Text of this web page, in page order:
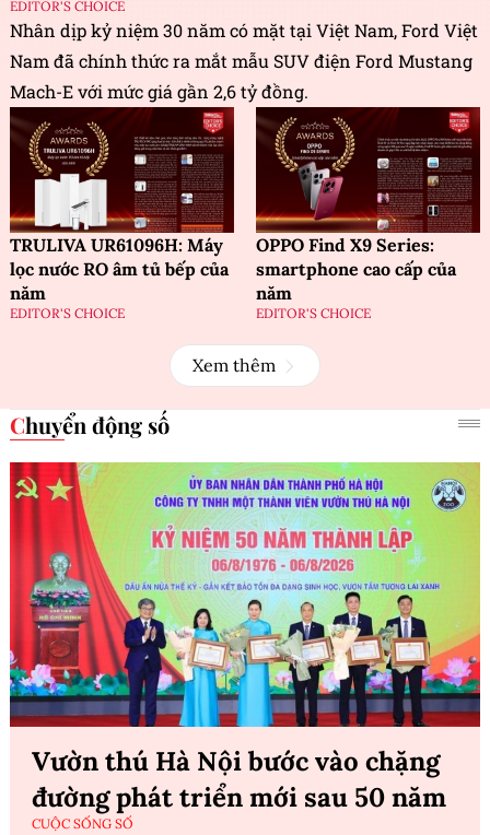
EDITOR'S CHOICE
Nhân dịp kỷ niệm 30 năm có mặt tại Việt Nam, Ford Việt
Nam đã chính thức ra mắt mẫu SUV điện Ford Mustang
Mach-E với mức giá gần 2,6 tỷ đồng.
TRULIVA UR61096H: Máy
lọc nước RO âm tủ bếp của
năm
EDITOR'S CHOICE
OPPO Find X9 Series:
smartphone cao cấp của
năm
EDITOR'S CHOICE
Xem thêm
Chuyển động số
Vườn thú Hà Nội bước vào chặng
đường phát triển mới sau 50 năm
CUỘC SỐNG SỐ